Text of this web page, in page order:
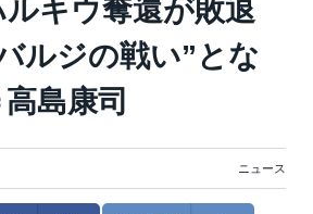
ルキウ奪還が敗退
ルジの戦い”とな
島康司
ニュース